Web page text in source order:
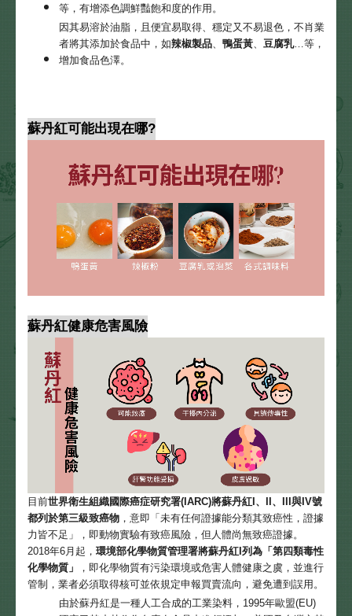
等，有增添色調鮮豔飽和度的作用。
因其易溶於油脂，且便宜易取得、穩定又不易退色，不肖業
者將其添加於食品中，如辣椒製品、 鴨蛋黃、 豆腐乳…等，
增加食品色澤。
蘇丹紅可能出現在哪?
蘇丹紅健康危害風險
目前世界衛生組織國際癌症研究署(IARC)將蘇丹紅I、II、III與IV號
都列於第三級致癌物 ，意即「未有任何證據能分類其致癌性，證據
力皆不足」，即動物實驗有致癌風險，但人體尚無致癌證據。
2018年6月起， 環境部化學物質管理署將蘇丹紅I列為「第四類毒性
化學物質」
，即化學物質有污染環境或危害人體健康之虞，並進行
管制，業者必須取得核可並依規定申報買賣流向，避免遭到誤用。
由於蘇丹紅是一種人工合成的工業染料，1995年歐盟(EU)